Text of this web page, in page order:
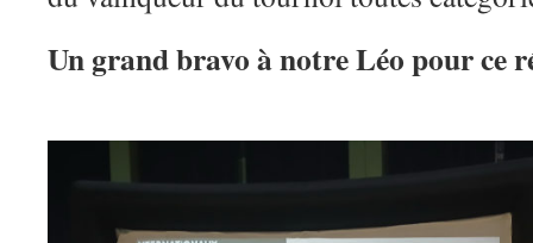
Un grand bravo à notre Léo pour ce